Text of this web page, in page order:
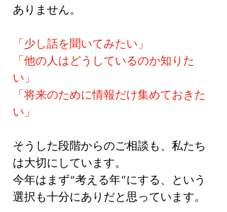
ありません。
「少し話を聞いてみたい」
「他の人はどうしているのか知りた
い」
「将来のために情報だけ集めておきた
い」
そうした段階からのご相談も、私たち
は大切にしています。
今年はまず“考える年”にする、という
選択も十分にありだと思っています。